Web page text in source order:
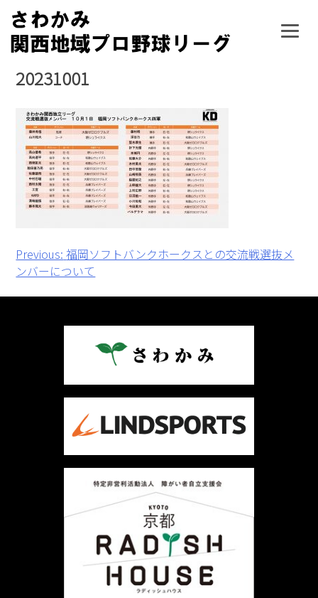
Skip
content
20231001
投
稿
Previous: 福岡ソフトバンクホークスとの交流戦選抜メ
ンバーについて